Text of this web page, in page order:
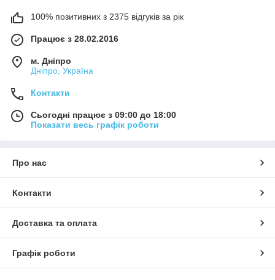
100% позитивних з 2375 відгуків за рік
Працює з 28.02.2016
м. Дніпро
Дніпро, Україна
Контакти
Сьогодні працює з 09:00 до 18:00
Показати весь графік роботи
Про нас
Контакти
Доставка та оплата
Графік роботи